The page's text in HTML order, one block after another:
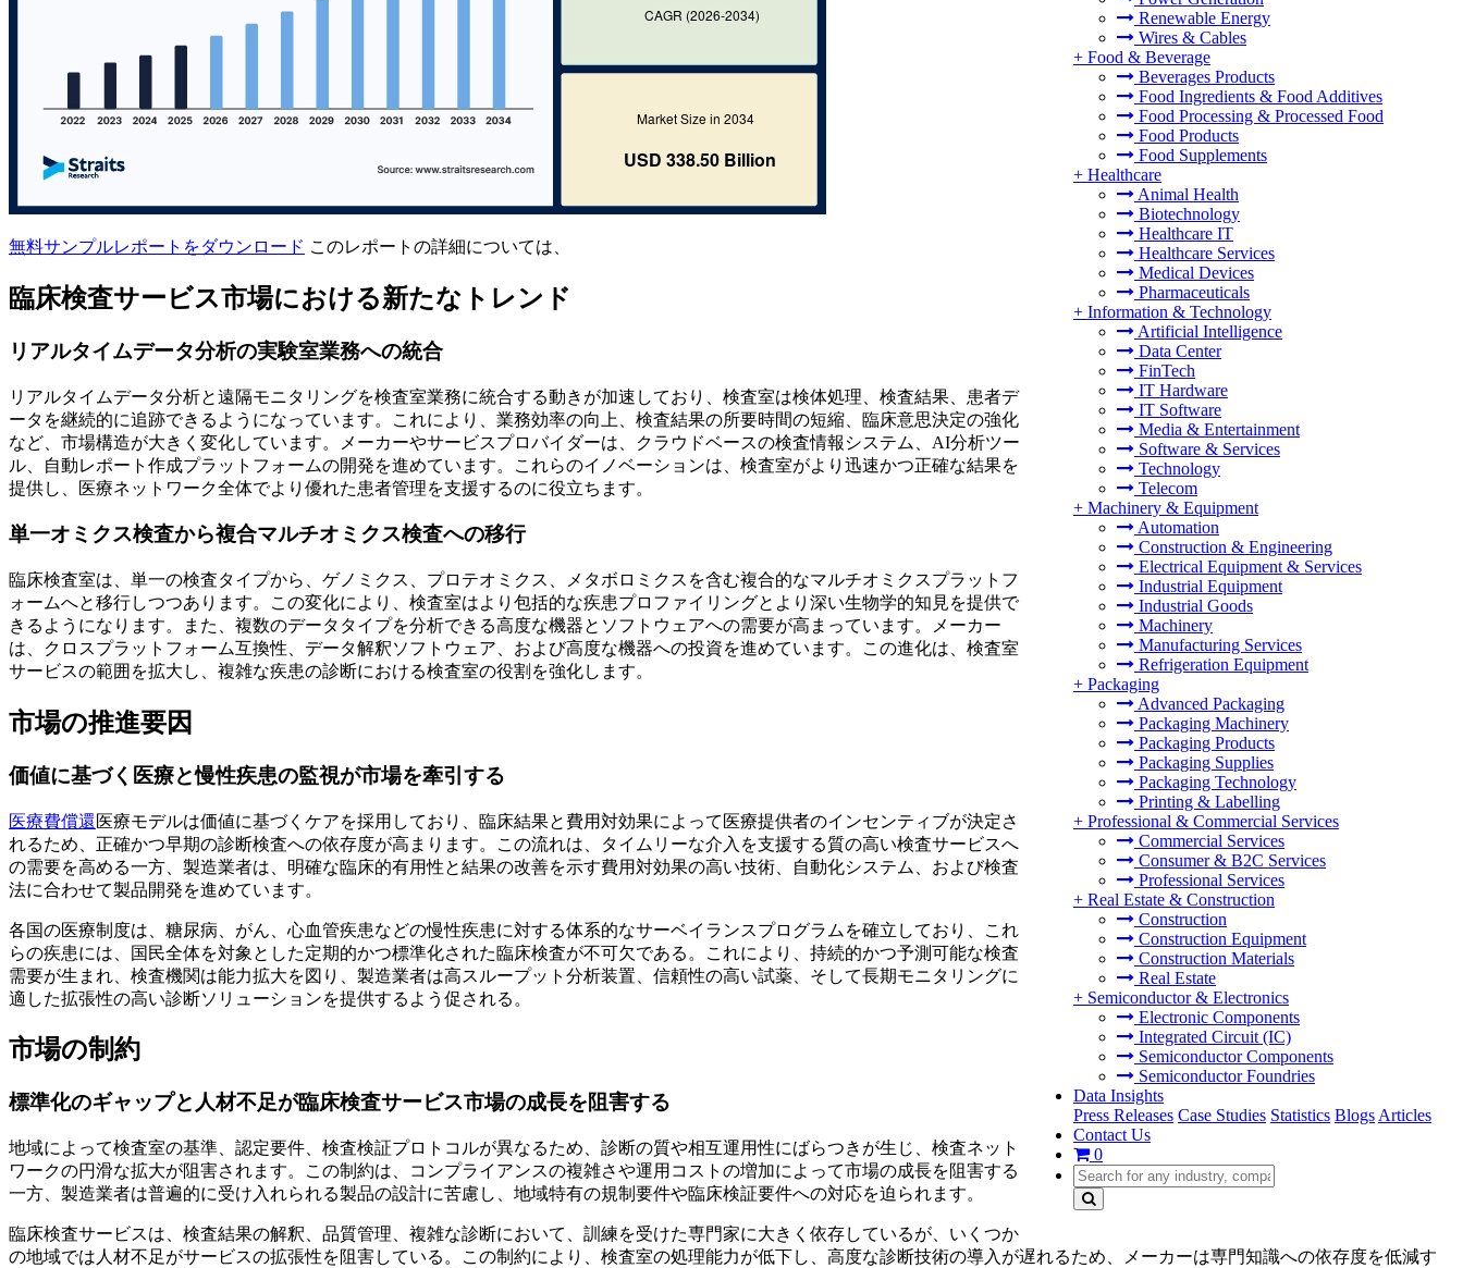
Renewable Energy
Wires & Cables
+ Food & Beverage
Beverages Products
Food Ingredients & Food Additives
Food Processing & Processed Food
Food Products
Food Supplements
+ Healthcare
Animal Health
Biotechnology
Healthcare IT
Healthcare Services
Medical Devices
Pharmaceuticals
+ Information & Technology
Artificial Intelligence
Data Center
FinTech
IT Hardware
IT Software
Media & Entertainment
Software & Services
Technology
Telecom
+ Machinery & Equipment
Automation
Construction & Engineering
Electrical Equipment & Services
Industrial Equipment
Industrial Goods
Machinery
Manufacturing Services
Refrigeration Equipment
+ Packaging
Advanced Packaging
Packaging Machinery
Packaging Products
Packaging Supplies
Packaging Technology
Printing & Labelling
+ Professional & Commercial Services
Commercial Services
Consumer & B2C Services
Professional Services
+ Real Estate & Construction
Construction
Construction Equipment
Construction Materials
Real Estate
+ Semiconductor & Electronics
Electronic Components
Integrated Circuit (IC)
Semiconductor Components
Semiconductor Foundries
Data Insights
Press Releases Case Studies Statistics Blogs Articles
Contact Us
0
無料サンプルレポートをダウンロード このレポートの詳細については、
臨床検査サービス市場における新たなトレンド
リアルタイムデータ分析の実験室業務への統合
リアルタイムデータ分析と遠隔モニタリングを検査室業務に統合する動きが加速しており、検査室は検体処理、検査結果、患者デ
ータを継続的に追跡できるようになっています。これにより、業務効率の向上、検査結果の所要時間の短縮、臨床意思決定の強化
など、市場構造が大きく変化しています。メーカーやサービスプロバイダーは、クラウドベースの検査情報システム、AI分析ツー
ル、自動レポート作成プラットフォームの開発を進めています。これらのイノベーションは、検査室がより迅速かつ正確な結果を
提供し、医療ネットワーク全体でより優れた患者管理を支援するのに役立ちます。
単一オミクス検査から複合マルチオミクス検査への移行
臨床検査室は、単一の検査タイプから、ゲノミクス、プロテオミクス、メタボロミクスを含む複合的なマルチオミクスプラットフ
ォームへと移行しつつあります。この変化により、検査室はより包括的な疾患プロファイリングとより深い生物学的知見を提供で
きるようになります。また、複数のデータタイプを分析できる高度な機器とソフトウェアへの需要が高まっています。メーカー
は、クロスプラットフォーム互換性、データ解釈ソフトウェア、および高度な機器への投資を進めています。この進化は、検査室
サービスの範囲を拡大し、複雑な疾患の診断における検査室の役割を強化します。
市場の推進要因
価値に基づく医療と慢性疾患の監視が市場を牽引する
医療費償還医療モデルは価値に基づくケアを採用しており、臨床結果と費用対効果によって医療提供者のインセンティブが決定さ
れるため、正確かつ早期の診断検査への依存度が高まります。この流れは、タイムリーな介入を支援する質の高い検査サービスへ
の需要を高める一方、製造業者は、明確な臨床的有用性と結果の改善を示す費用対効果の高い技術、自動化システム、および検査
法に合わせて製品開発を進めています。
各国の医療制度は、糖尿病、がん、心血管疾患などの慢性疾患に対する体系的なサーベイランスプログラムを確立しており、これ
らの疾患には、国民全体を対象とした定期的かつ標準化された臨床検査が不可欠である。これにより、持続的かつ予測可能な検査
需要が生まれ、検査機関は能力拡大を図り、製造業者は高スループット分析装置、信頼性の高い試薬、そして長期モニタリングに
適した拡張性の高い診断ソリューションを提供するよう促される。
市場の制約
標準化のギャップと人材不足が臨床検査サービス市場の成長を阻害する
地域によって検査室の基準、認定要件、検査検証プロトコルが異なるため、診断の質や相互運用性にばらつきが生じ、検査ネット
ワークの円滑な拡大が阻害されます。この制約は、コンプライアンスの複雑さや運用コストの増加によって市場の成長を阻害する
一方、製造業者は普遍的に受け入れられる製品の設計に苦慮し、地域特有の規制要件や臨床検証要件への対応を迫られます。
臨床検査サービスは、検査結果の解釈、品質管理、複雑な診断において、訓練を受けた専門家に大きく依存しているが、いくつか
の地域では人材不足がサービスの拡張性を阻害​​している。この制約により、検査室の処理能力が低下し、高度な診断技術の導入が遅れるため、メーカーは専門知識への依存度を低減す